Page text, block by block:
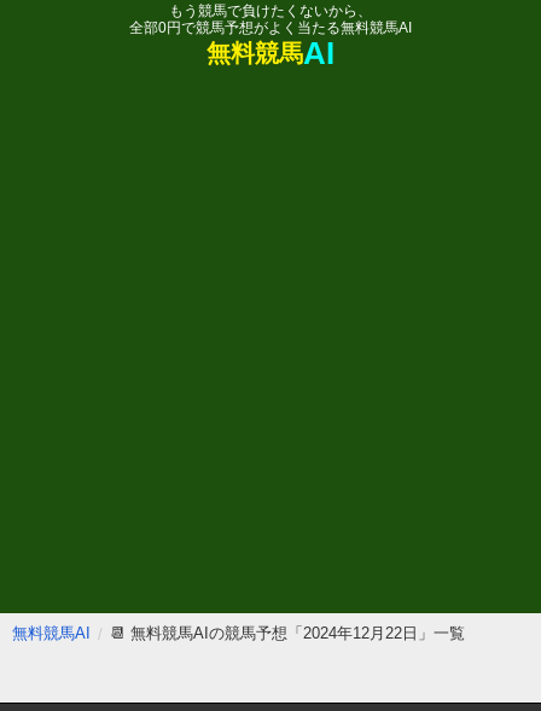
もう競馬で負けたくないから、
全部0円で競馬予想がよく当たる無料競馬AI
無料競馬AI
無料競馬AI 📆 無料競馬AIの競馬予想「2024年12月22日」一覧